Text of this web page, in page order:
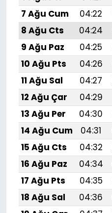
7 Ağu Cum
04:22
8 Ağu Cts
04:24
9 Ağu Paz
04:25
10 Ağu Pts
04:26
11 Ağu Sal
04:27
12 Ağu Çar
04:29
13 Ağu Per
04:30
14 Ağu Cum
04:31
15 Ağu Cts
04:32
16 Ağu Paz
04:34
17 Ağu Pts
04:35
18 Ağu Sal
04:36